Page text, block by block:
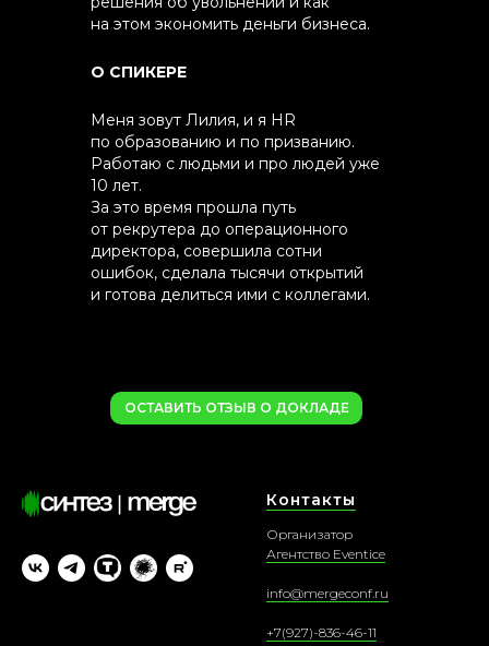
на этом экономить деньги бизнеса.
О СПИКЕРЕ
Меня зовут Лилия, и я HR
по образованию и по призванию.
Работаю с людьми и про людей уже
10 лет.
За это время прошла путь
от рекрутера до операционного
директора, совершила сотни
ошибок, сделала тысячи открытий
и готова делиться ими с коллегами.
ОСТАВИТЬ ОТЗЫВ О ДОКЛАДЕ
Контакты
Организатор
Агентство Eventice
info@mergeconf.ru
+7(927)-836-46-11